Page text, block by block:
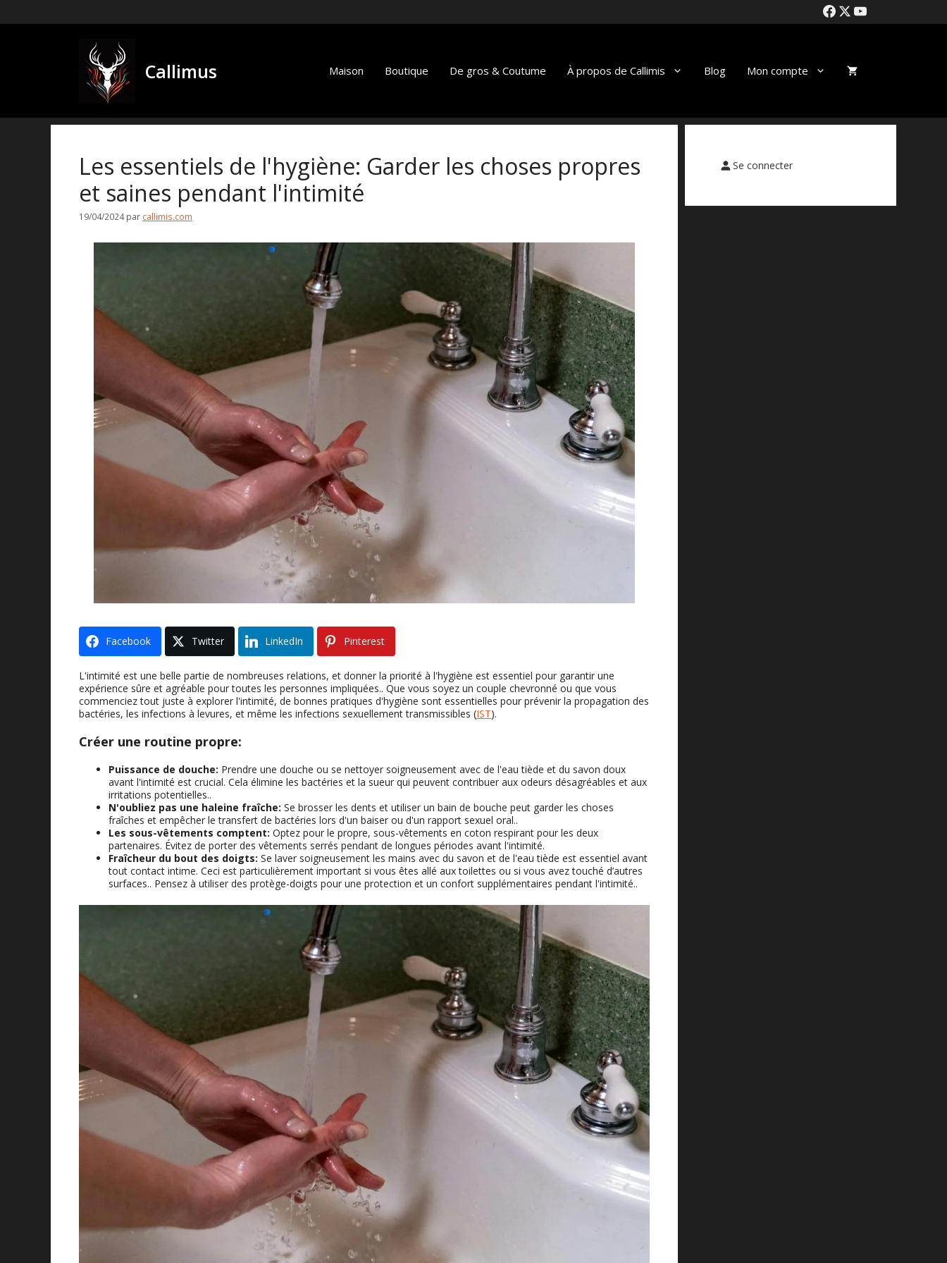
Callimus Maison Boutique De gros & Coutume À propos de Callimis Blog Mon compte
Les essentiels de l'hygiène: Garder les choses propres
et saines pendant l'intimité
19/04/2024 par callimis.com
Facebook Twitter LinkedIn Pinterest
L'intimité est une belle partie de nombreuses relations, et donner la priorité à l'hygiène est essentiel pour garantir une
expérience sûre et agréable pour toutes les personnes impliquées.. Que vous soyez un couple chevronné ou que vous
commenciez tout juste à explorer l'intimité, de bonnes pratiques d'hygiène sont essentielles pour prévenir la propagation des
bactéries, les infections à levures, et même les infections sexuellement transmissibles (IST).
Créer une routine propre:
Puissance de douche: Prendre une douche ou se nettoyer soigneusement avec de l'eau tiède et du savon doux
avant l'intimité est crucial. Cela élimine les bactéries et la sueur qui peuvent contribuer aux odeurs désagréables et aux
irritations potentielles..
N'oubliez pas une haleine fraîche: Se brosser les dents et utiliser un bain de bouche peut garder les choses
fraîches et empêcher le transfert de bactéries lors d'un baiser ou d'un rapport sexuel oral..
Les sous-vêtements comptent: Optez pour le propre, sous-vêtements en coton respirant pour les deux
partenaires. Évitez de porter des vêtements serrés pendant de longues périodes avant l'intimité.
Fraîcheur du bout des doigts: Se laver soigneusement les mains avec du savon et de l'eau tiède est essentiel avant
tout contact intime. Ceci est particulièrement important si vous êtes allé aux toilettes ou si vous avez touché d’autres
surfaces.. Pensez à utiliser des protège-doigts pour une protection et un confort supplémentaires pendant l'intimité..
Se connecter